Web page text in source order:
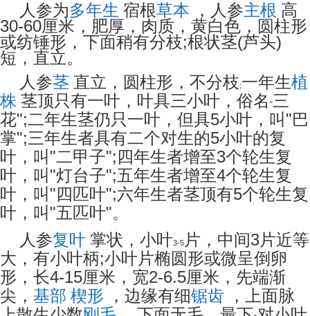
人参为多年生 宿根草本 ，人参主根 高
30-60厘米，肥厚，肉质，黄白色，圆柱形
或纺锤形，下面稍有分枝;根状茎(芦头)
短，直立。
人参茎 直立，圆柱形，不分枝;一年生植
株 茎顶只有一叶，叶具三小叶，俗名 "三
花";二年生茎仍只一叶，但具5小叶，叫 "巴
掌";三年生者具有二个对生的5小叶的复
叶，叫 "二甲子"; 四年生者增至3个轮生复
叶，叫 "灯台子";五年生者增至4个轮生复
叶，叫 "四匹叶";六年生者茎顶有5个轮生复
叶，叫 "五匹叶"。
人参复叶 掌状，小叶3-5 片，中间3片近等
大，有小叶柄;小叶片椭圆形或微呈倒卵
形，长4-15厘米，宽2-6.5厘米，先端渐
尖， 基部 楔形 ，边缘有细锯齿
，上面脉